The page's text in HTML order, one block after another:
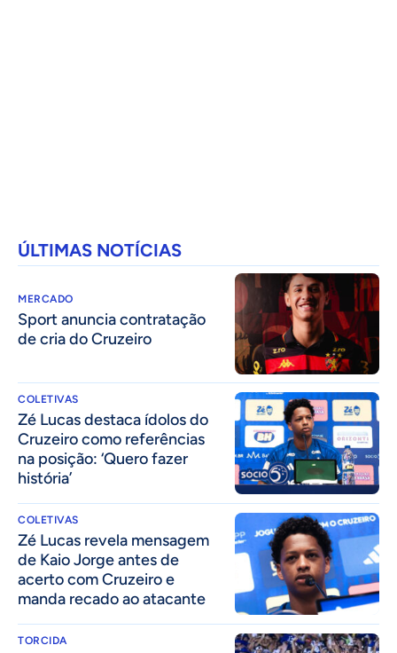
ÚLTIMAS NOTÍCIAS
MERCADO
Sport anuncia contratação
de cria do Cruzeiro
COLETIVAS
Zé Lucas destaca ídolos do
Cruzeiro como referências
na posição: ‘Quero fazer
história’
COLETIVAS
Zé Lucas revela mensagem
de Kaio Jorge antes de
acerto com Cruzeiro e
manda recado ao atacante
TORCIDA